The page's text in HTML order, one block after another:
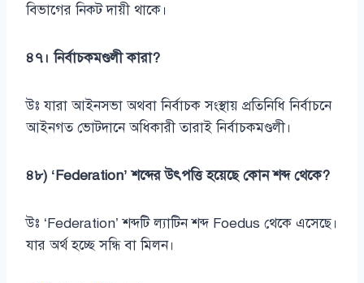
বিভাগের নিকট দায়ী থাকে।
৪৭। নির্বাচকমণ্ডলী কারা?
উঃ যারা আইনসভা অথবা নির্বাচক সংস্থায় প্রতিনিধি নির্বাচনে
আইনগত ভোটদানে অধিকারী তারাই নির্বাচকমণ্ডলী।
৪৮) ‘Federation’ শব্দের উৎপত্তি হয়েছে কোন শব্দ থেকে?
উঃ ‘Federation’ শব্দটি ল্যাটিন শব্দ Foedus থেকে এসেছে।
যার অর্থ হচ্ছে সন্ধি বা মিলন।